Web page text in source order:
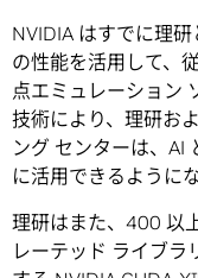
NVIDIA はすでに理
の性能を活用して、
点エミュレーション
技術により、理研お
ング センターは、AI
に活用できるようにな
理研はまた、400 以
レーテッド ライブラ